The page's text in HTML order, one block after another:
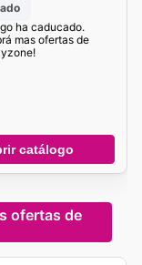
ha caducado.
mas ofertas de
catálogo
ofertas de